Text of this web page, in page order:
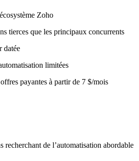
Zoho
tierces que les principaux concurrents
datée
limitées
payantes à partir de 7 $/mois
recherchant de l’automatisation abordable